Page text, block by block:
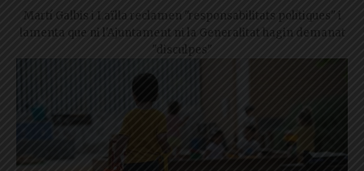
Martí Galbis i Laïlla reclamen "responsabilitats polítiques" i
lamenta que ni l'Ajuntament ni la Generalitat hagin demanat
"disculpes"